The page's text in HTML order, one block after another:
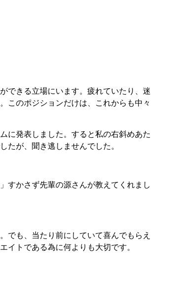
できる立場にいます。疲れていたり、迷
このポジションだけは、これからも中々
に発表しました。すると私の右斜めあた
たが、聞き逃しませんでした。
すかさず先輩の源さんが教えてくれまし
でも、当たり前にしていて喜んでもらえ
イトである為に何よりも大切です。